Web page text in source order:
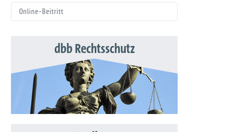
Online-Beitritt
dbb Rechtsschutz